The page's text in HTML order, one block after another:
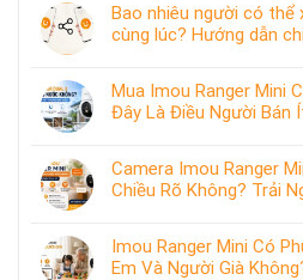
Bao nhiêu người có thể
cùng lúc? Hướng dẫn
Mua Imou Ranger Mini
Đây Là Điều Người Bán
Camera Imou Ranger
Chiều Rõ Không? Trải
Imou Ranger Mini Có
Em Và Người Già